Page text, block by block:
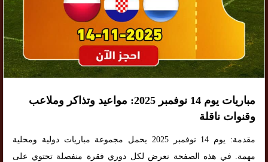
مباريات يوم 14 نوفمبر 2025: مواعيد وتذاكر وملاعب
وقنوات ناقلة
مقدمة: يوم 14 نوفمبر 2025 يحمل مجموعة مباريات دولية ومحلية
مهمة. في هذه الصفحة نعرض لكل دوري فقرة منفصلة تحتوي على